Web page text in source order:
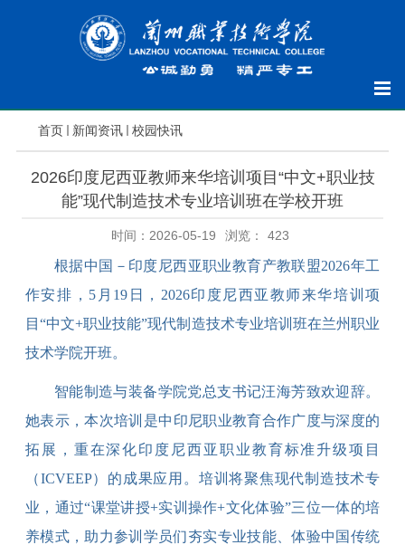
首页 新闻资讯 校园快讯
2026印度尼西亚教师来华培训项目“中文+职业技
能”现代制造技术专业培训班在学校开班
时间：2026-05-19 浏览： 423
根据中国－印度尼西亚职业教育产教联盟2026年工
作安排，5月19日，2026印度尼西亚教师来华培训项
目“中文+职业技能”现代制造技术专业培训班在兰州职业
技术学院开班。
智能制造与装备学院党总支书记汪海芳致欢迎辞。
她表示 ，本次培训 是中 印尼职业教育合作广度与深度的
拓展， 重在深化印度尼西亚职业教育标准升级项目
（ICVEEP）的成果应用 。 培训将聚焦现代制造技术专
业 ，通过“课堂讲授+实训操作+文化体验”三位一体的培
养模式，助力参训学员们夯实专业技能、体验中国传统